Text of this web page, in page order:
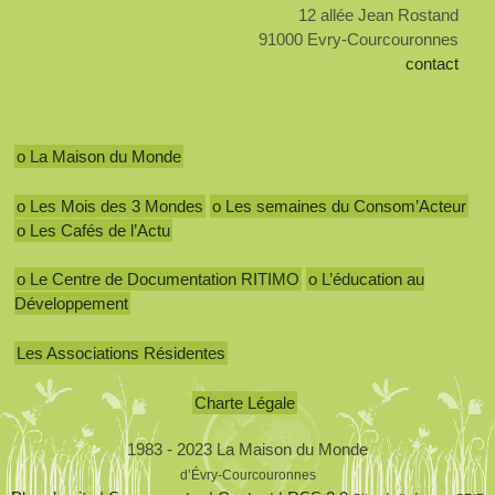
12 allée Jean Rostand
91000 Evry-Courcouronnes
contact
o La Maison du Monde
o Les Mois des 3 Mondes o Les semaines du Consom’Acteur
o Les Cafés de l’Actu
o Le Centre de Documentation RITIMO o L’éducation au
Développement
Les Associations Résidentes
Charte Légale
1983 - 2023 La Maison du Monde
d’Évry-Courcouronnes